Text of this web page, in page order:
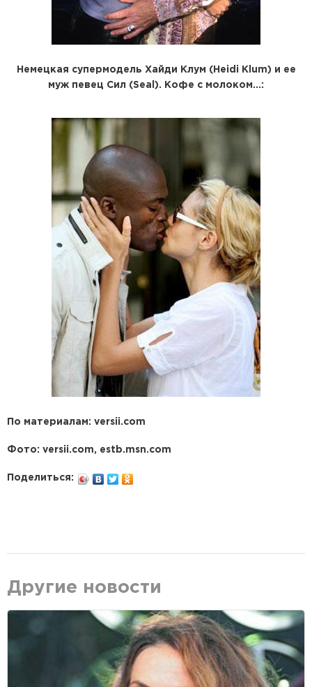
Немецкая супермодель Хайди Клум (Heidi Klum) и ее
муж певец Сил (Seal). Кофе с молоком...:
По материалам: versii.com
Фото: versii.com, estb.msn.com
Поделиться:
Другие новости